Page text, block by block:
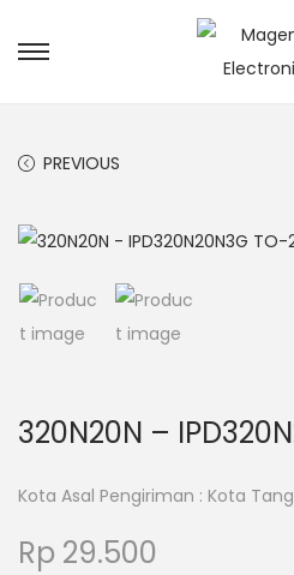
PREVIOUS
320N20N –
Kota Asal Pengiriman : Kota
Rp 29.500